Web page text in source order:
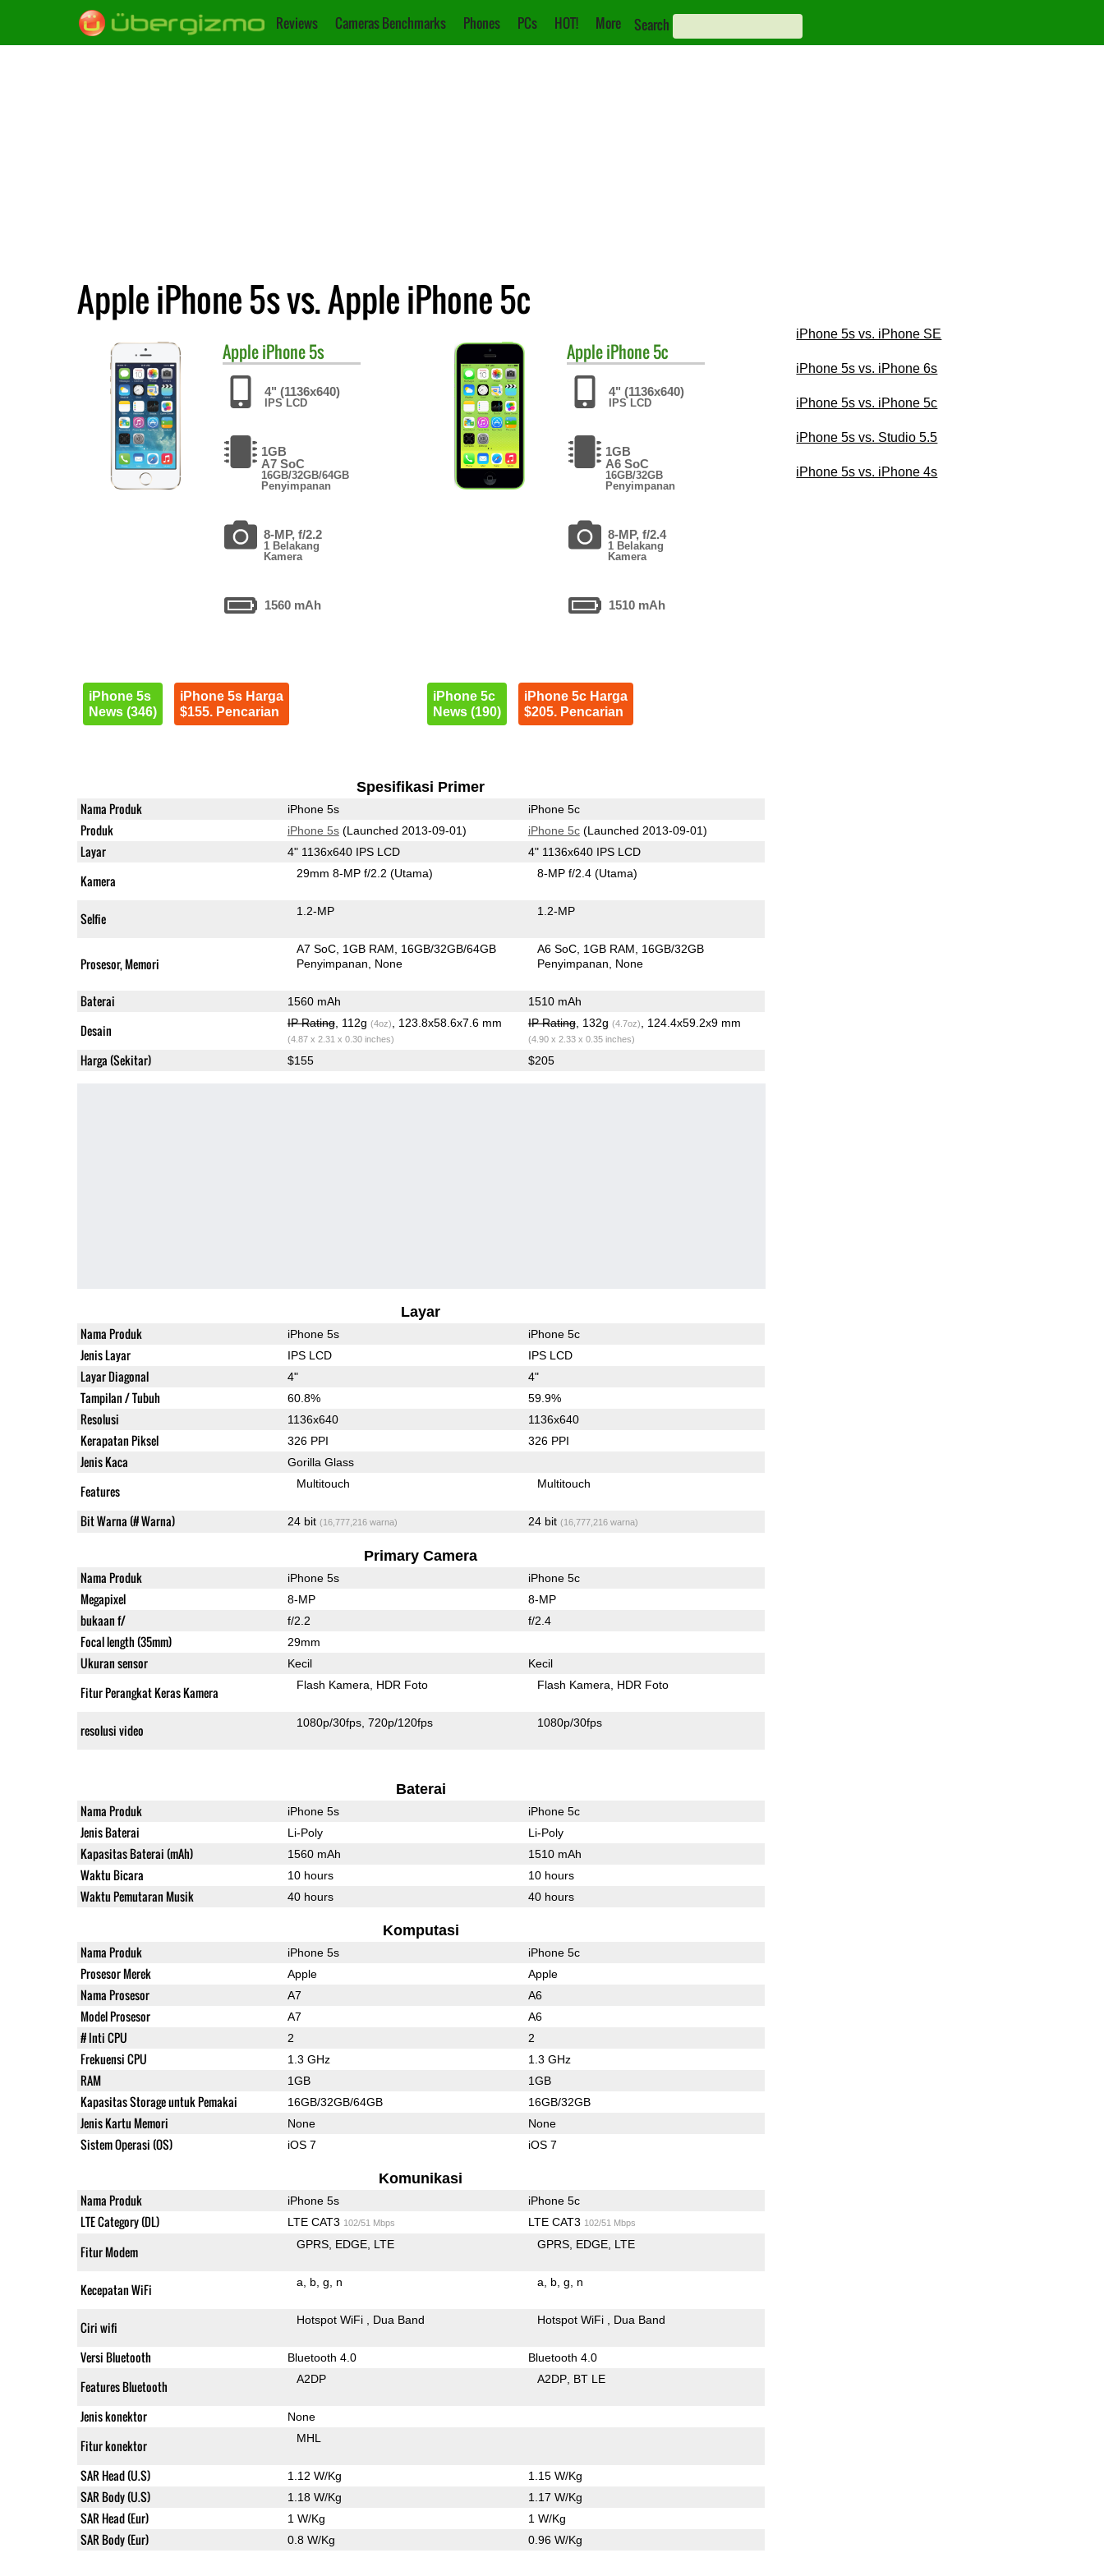
Reviews Cameras Benchmarks Phones PCs HOT! More Search
Apple iPhone 5s vs. Apple iPhone 5c
AppleiPhone 5s
4" (1136x640)
IPS LCD
1GB
A7 SoC
16GB/32GB/64GB
Penyimpanan
8-MP, f/2.2
1 Belakang
Kamera
1560 mAh
iPhone 5s
News (346)
iPhone 5s Harga
$155. Pencarian
AppleiPhone 5c
4" (1136x640)
IPS LCD
1GB
A6 SoC
16GB/32GB
Penyimpanan
8-MP, f/2.4
1 Belakang
Kamera
1510 mAh
iPhone 5c
News (190)
iPhone 5c Harga
$205. Pencarian
Spesifikasi Primer
Nama Produk iPhone 5s iPhone 5c
Produk iPhone 5s(Launched 2013-09-01) iPhone 5c(Launched 2013-09-01)
Layar 4" 1136x640 IPS LCD 4" 1136x640 IPS LCD
Kamera 29mm 8-MP f/2.2(Utama) 8-MP f/2.4(Utama)
Selfie 1.2-MP 1.2-MP
Prosesor, Memori
A7 SoC 1GB RAM
16GB/32GB/64GB
Penyimpanan
None
A6 SoC 1GB RAM
16GB/32GB
Penyimpanan
None
Baterai 1560 mAh 1510 mAh
Desain IP Rating, 112g (4oz) , 123.8x58.6x7.6 mm
(4.87 x 2.31 x 0.30 inches)
IP Rating, 132g (4.7oz) , 124.4x59.2x9 mm
(4.90 x 2.33 x 0.35 inches)
Harga (Sekitar) $155 $205
Layar
Nama Produk iPhone 5s iPhone 5c
Jenis Layar IPS LCD IPS LCD
Layar Diagonal 4" 4"
Tampilan / Tubuh 60.8% 59.9%
Resolusi 1136x640 1136x640
Kerapatan Piksel 326 PPI 326 PPI
Jenis Kaca Gorilla Glass
Features Multitouch Multitouch
Bit Warna (# Warna) 24 bit (16,777,216 warna) 24 bit (16,777,216 warna)
Primary Camera
Nama Produk iPhone 5s iPhone 5c
Megapixel 8-MP 8-MP
bukaan f/ f/2.2 f/2.4
Focal length (35mm) 29mm
Ukuran sensor Kecil Kecil
Fitur Perangkat Keras Kamera Flash Kamera HDR Foto Flash Kamera HDR Foto
resolusi video 1080p/30fps 720p/120fps 1080p/30fps
Baterai
Nama Produk iPhone 5s iPhone 5c
Jenis Baterai Li-Poly Li-Poly
Kapasitas Baterai (mAh) 1560 mAh 1510 mAh
Waktu Bicara 10 hours 10 hours
Waktu Pemutaran Musik 40 hours 40 hours
Komputasi
Nama Produk iPhone 5s iPhone 5c
Prosesor Merek Apple Apple
Nama Prosesor A7 A6
Model Prosesor A7 A6
# Inti CPU 2 2
Frekuensi CPU 1.3 GHz 1.3 GHz
RAM 1GB 1GB
Kapasitas Storage untuk Pemakai 16GB/32GB/64GB 16GB/32GB
Jenis Kartu Memori None None
Sistem Operasi (OS) iOS 7 iOS 7
Komunikasi
Nama Produk iPhone 5s iPhone 5c
LTE Category (DL) LTE CAT3 102/51 Mbps LTE CAT3 102/51 Mbps
Fitur Modem GPRS EDGE LTE GPRS EDGE LTE
Kecepatan WiFi a b g n a b g n
Ciri wifi Hotspot WiFi Dua Band Hotspot WiFi Dua Band
Versi Bluetooth Bluetooth 4.0 Bluetooth 4.0
Features Bluetooth A2DP A2DP BT LE
Jenis konektor None
Fitur konektor MHL
SAR Head (U.S) 1.12 W/Kg 1.15 W/Kg
SAR Body (U.S) 1.18 W/Kg 1.17 W/Kg
SAR Head (Eur) 1 W/Kg 1 W/Kg
SAR Body (Eur) 0.8 W/Kg 0.96 W/Kg
iPhone 5s vs. iPhone SE
iPhone 5s vs. iPhone 6s
iPhone 5s vs. iPhone 5c
iPhone 5s vs. Studio 5.5
iPhone 5s vs. iPhone 4s